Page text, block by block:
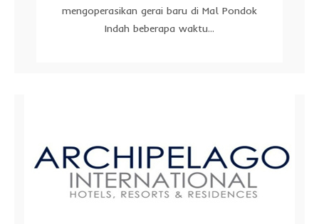
mengoperasikan gerai baru di Mal Pondok
Indah beberapa waktu...